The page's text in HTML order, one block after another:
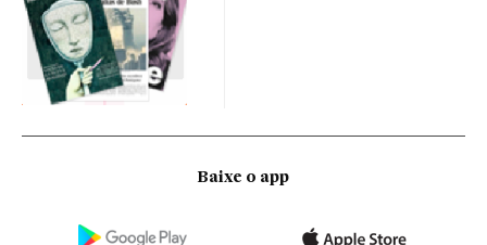
Baixe o app